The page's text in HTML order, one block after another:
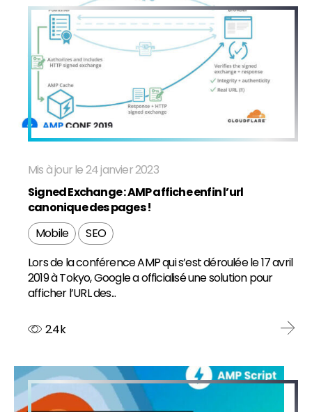
Mis à jour le 24 janvier 2023
Signed Exchange : AMP affiche enfin l’url
canonique des pages !
Mobile
SEO
Lors de la conférence AMP qui s’est déroulée le 17 avril
2019 à Tokyo, Google a officialisé une solution pour
afficher l’URL des...
2.4k